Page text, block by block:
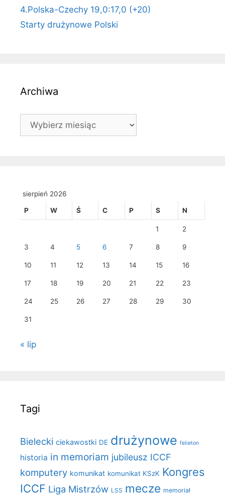
4.Polska-Czechy 19,0:17,0 (+20)
Starty drużynowe Polski
Archiwa
Archiwa
sierpień 2026
P W Ś C P S N
1 2
3 4 5 6 7 8 9
10 11 12 13 14 15 16
17 18 19 20 21 22 23
24 25 26 27 28 29 30
31
« lip
Tagi
Bielecki ciekawostki DE drużynowe felieton
historia in memoriam jubileusz ICCF
komputery komunikat komunikat KSzK Kongres
ICCF Liga Mistrzów LSS mecze memoriał